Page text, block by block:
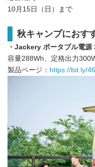
10月15日（日）まで
秋キャンプにおす
・Jackery ポータブル電源
容量288Wh、定格出力
製品ページ： https://bit.ly/